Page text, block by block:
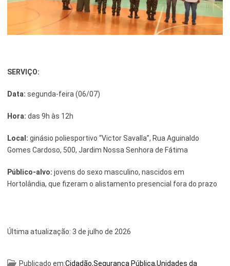
SERVIÇO:
Data: segunda-feira (06/07)
Hora: das 9h às 12h
Local: ginásio poliesportivo “Victor Savalla”, Rua Aguinaldo
Gomes Cardoso, 500, Jardim Nossa Senhora de Fátima
Público-alvo: jovens do sexo masculino, nascidos em
Hortolândia, que fizeram o alistamento presencial fora do prazo
Última atualização: 3 de julho de 2026
Publicado em:Cidadão,Segurança Pública,Unidades da